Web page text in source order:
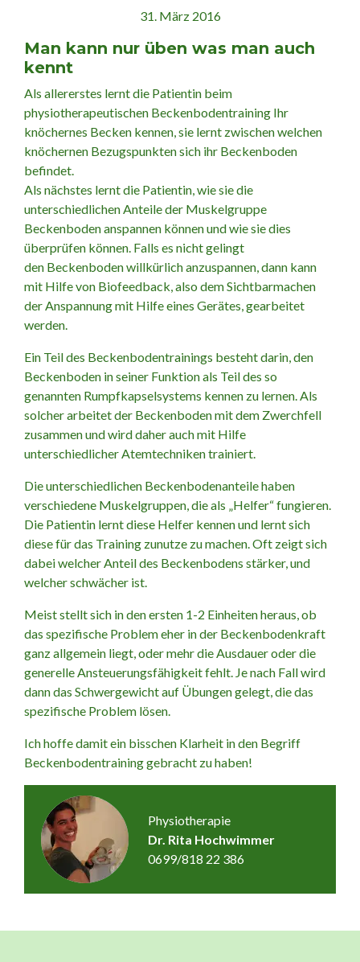
31. März 2016
Man kann nur üben was man auch
kennt
Als allererstes lernt die Patientin beim
physiotherapeutischen Beckenbodentraining Ihr
knöchernes Becken kennen, sie lernt zwischen welchen
knöchernen Bezugspunkten sich ihr Beckenboden
befindet.
Als nächstes lernt die Patientin, wie sie die
unterschiedlichen Anteile der Muskelgruppe
Beckenboden anspannen können und wie sie dies
überprüfen können. Falls es nicht gelingt
den Beckenboden willkürlich anzuspannen, dann kann
mit Hilfe von Biofeedback, also dem Sichtbarmachen
der Anspannung mit Hilfe eines Gerätes, gearbeitet
werden.
Ein Teil des Beckenbodentrainings besteht darin, den
Beckenboden in seiner Funktion als Teil des so
genannten Rumpfkapselsystems kennen zu lernen. Als
solcher arbeitet der Beckenboden mit dem Zwerchfell
zusammen und wird daher auch mit Hilfe
unterschiedlicher Atemtechniken trainiert.
Die unterschiedlichen Beckenbodenanteile haben
verschiedene Muskelgruppen, die als „Helfer“ fungieren.
Die Patientin lernt diese Helfer kennen und lernt sich
diese für das Training zunutze zu machen. Oft zeigt sich
dabei welcher Anteil des Beckenbodens stärker, und
welcher schwächer ist.
Meist stellt sich in den ersten 1-2 Einheiten heraus, ob
das spezifische Problem eher in der Beckenbodenkraft
ganz allgemein liegt, oder mehr die Ausdauer oder die
generelle Ansteuerungsfähigkeit fehlt. Je nach Fall wird
dann das Schwergewicht auf Übungen gelegt, die das
spezifische Problem lösen.
Ich hoffe damit ein bisschen Klarheit in den Begriff
Beckenbodentraining gebracht zu haben!
Physiotherapie
Dr. Rita Hochwimmer
0699/818 22 386